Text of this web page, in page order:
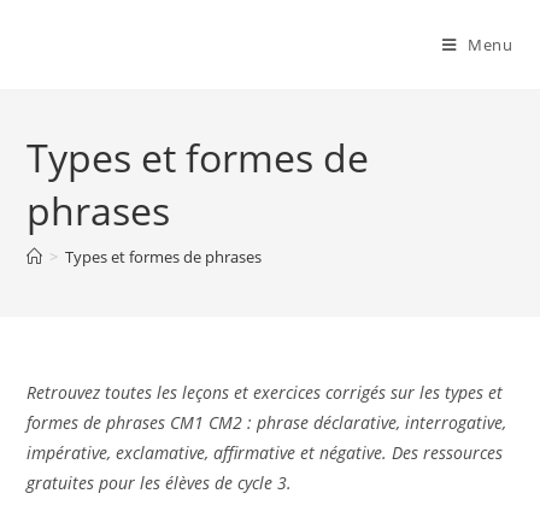
Menu
Types et formes de
phrases
> Types et formes de phrases
Retrouvez toutes les leçons et exercices corrigés sur les types et
formes de phrases CM1 CM2 : phrase déclarative, interrogative,
impérative, exclamative, affirmative et négative. Des ressources
gratuites pour les élèves de cycle 3.